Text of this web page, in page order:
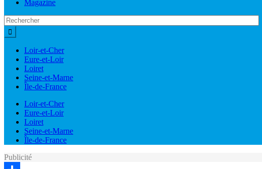
Magazine
Loir-et-Cher
Eure-et-Loir
Loiret
Seine-et-Marne
Île-de-France
Loir-et-Cher
Eure-et-Loir
Loiret
Seine-et-Marne
Île-de-France
Publicité